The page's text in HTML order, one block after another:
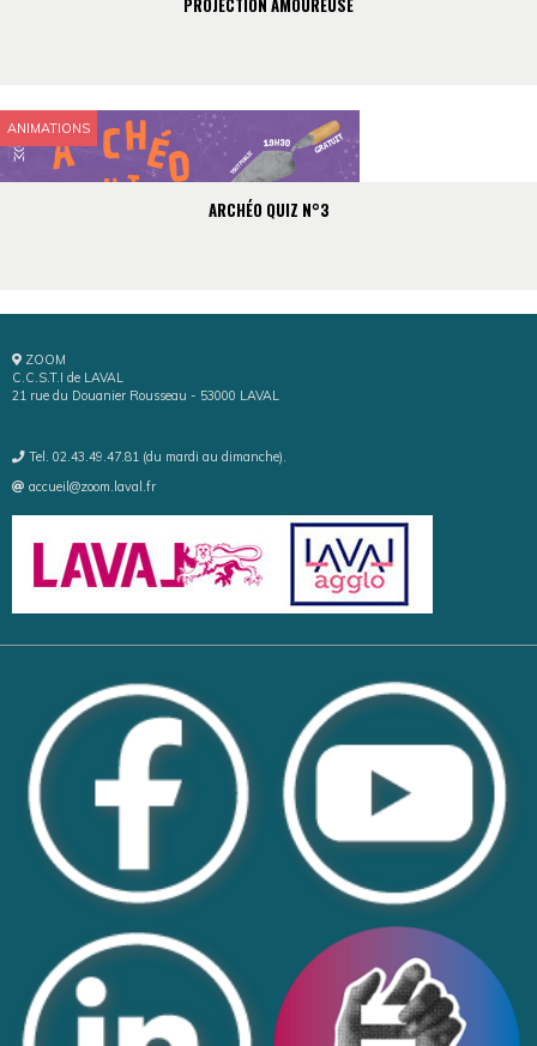
PROJECTION AMOUREUSE
ANIMATIONS
ARCHÉO QUIZ N°3
ZOOM
C.C.S.T.I de LAVAL
21 rue du Douanier Rousseau - 53000 LAVAL
Tel. 02.43.49.47.81 (du mardi au dimanche).
accueil@zoom.laval.fr